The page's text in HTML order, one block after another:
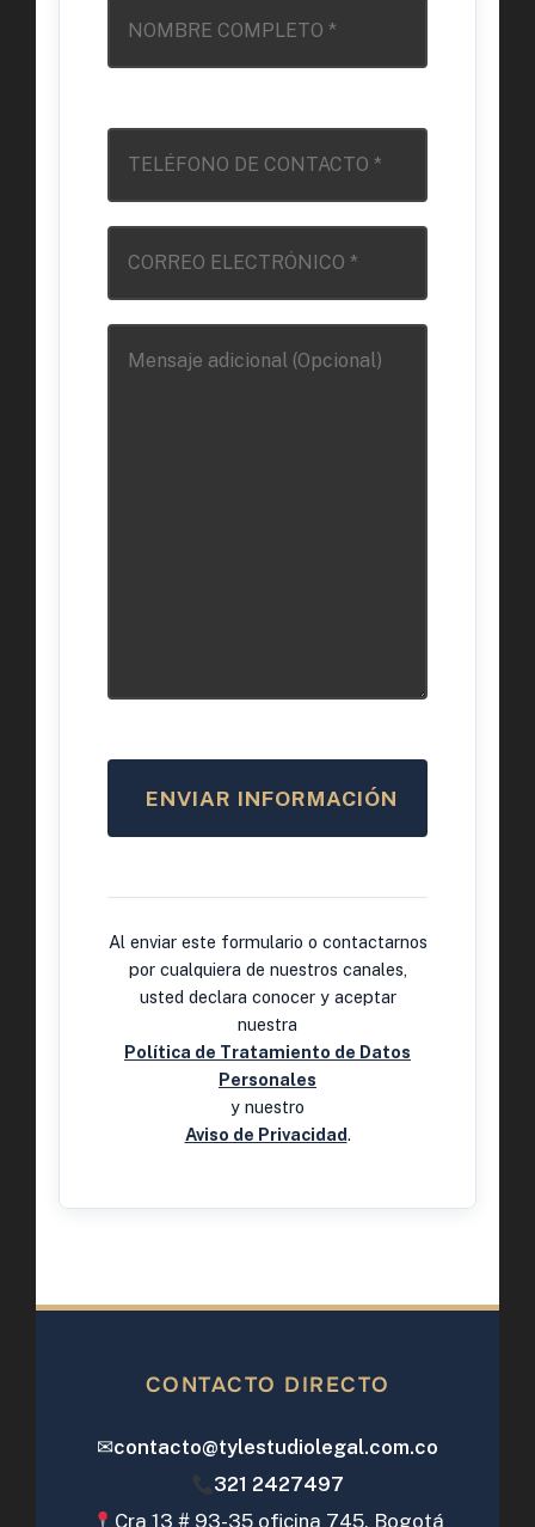
Al enviar este formulario o contactarnos
por cualquiera de nuestros canales,
usted declara conocer y aceptar
nuestra
Política de Tratamiento de Datos
Personales
y nuestro
Aviso de Privacidad.
CONTACTO DIRECTO
✉contacto@tylestudiolegal.com.co
321 2427497
Cra 13 # 93-35 oficina 745, Bogotá